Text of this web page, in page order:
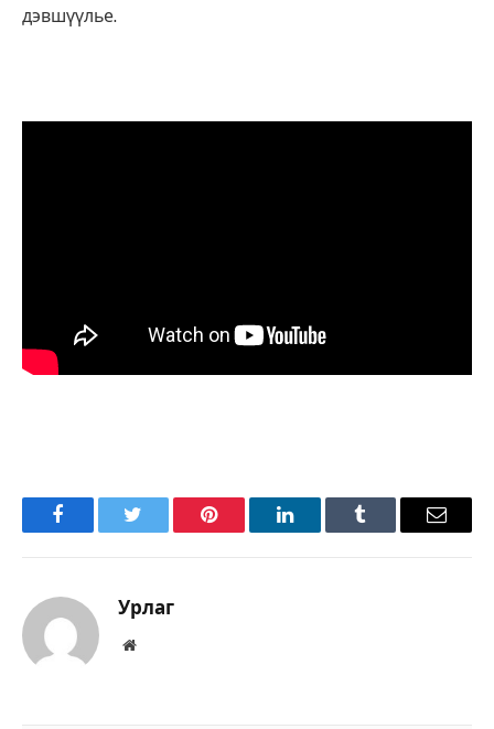
дэвшүүлье.
FacebookTwitter Pinterest LinkedInTumblr Имэйл
Урлаг
Вэбсайт